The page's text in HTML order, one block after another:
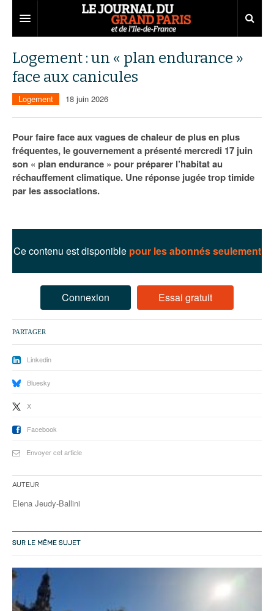
Territoires
Aménagement
Institutions
Services urbains
Entreprises
Emploi
Attractivité
Marchés publics
75
77
92
93
Carnet
Nominations
Les Assises du Grand Paris
Lire les résumés
Logement : un « plan endurance »
face aux canicules
Logement 18 juin 2026
Pour faire face aux vagues de chaleur de plus en plus
fréquentes, le gouvernement a présenté mercredi 17 juin
son « plan endurance » pour préparer l’habitat au
réchauffement climatique. Une réponse jugée trop timide
par les associations.
Ce contenu est disponible pour les abonnés seulement
Connexion Essai gratuit
PARTAGER
Linkedin
Bluesky
X
Facebook
Envoyer cet article
Auteur
Elena Jeudy-Ballini
SUR LE MÊME SUJET